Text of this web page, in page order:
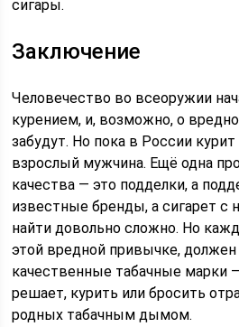
сигары.
Заключение
Человечество во всеоружии
курением, и, возможно, о
забудут. Но пока в России
взрослый мужчина. Ещё одна
качества — это подделки, а
известные бренды, а сигарет с
найти довольно сложно. Но
этой вредной привычке,
качественные табачные марки
решает, курить или бросить
родных табачным дымом.